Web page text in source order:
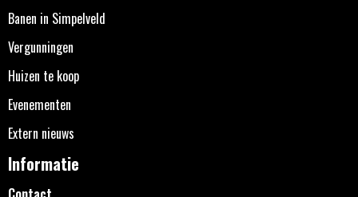
Banen in Simpelveld
Vergunningen
Huizen te koop
Evenementen
Extern nieuws
Informatie